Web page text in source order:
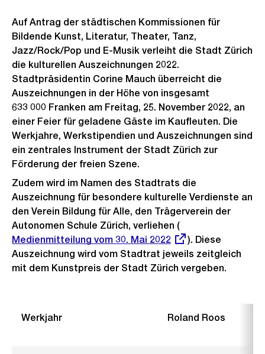
Auf Antrag der städtischen Kommissionen für
Bildende Kunst, Literatur, Theater, Tanz,
Jazz/Rock/Pop und E-Musik verleiht die Stadt Zürich
die kulturellen Auszeichnungen 2022.
Stadtpräsidentin Corine Mauch überreicht die
Auszeichnungen in der Höhe von insgesamt
633 000 Franken am Freitag, 25. November 2022, an
einer Feier für geladene Gäste im Kaufleuten. Die
Werkjahre, Werkstipendien und Auszeichnungen sind
ein zentrales Instrument der Stadt Zürich zur
Förderung der freien Szene.
Zudem wird im Namen des Stadtrats die
Auszeichnung für besondere kulturelle Verdienste an
den Verein Bildung für Alle, den Trägerverein der
Autonomen Schule Zürich, verliehen (
Link:
Medienmitteilung vom 30. Mai 2022
). Diese
Auszeichnung wird vom Stadtrat jeweils zeitgleich
mit dem Kunstpreis der Stadt Zürich vergeben.
Werkjahr Roland Roos